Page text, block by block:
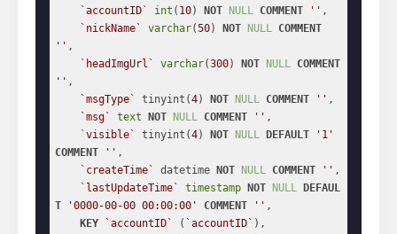
`accountID`
int ( 10) NOT NULL COMMENT '' ,
`nickName`
varchar(50) NOT NULL COMMENT
'' ,
`headImgUrl`
varchar(300) NOT NULL COMMENT
'' ,
`msgType`
tinyint(4) NOT NULL COMMENT '' ,
`msg`
text NOT NULL COMMENT '' ,
`visible`
tinyint(4) NOT NULL DEFAULT
'1'
COMMENT
'' ,
`createTime`
datetime NOT NULL COMMENT '' ,
`lastUpdateTime`
timestamp NOT NULL
DEFAUL
T
'0000-00-00 00:00:00' COMMENT '' ,
KEY
`accountID` ( `accountID` ),